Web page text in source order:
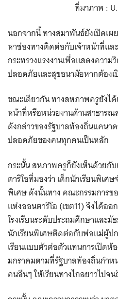
ที่มาภาพ :
นอกจากนี้ ทางสมาพันธ์ยังเปิดเผ
หาช่องทางติดต่อกับเจ้าหน้าที่แล
กระทรวงแรงงานเพื่อแสดงควา
ปลอดภัยและสุขอนามัยหากต้องเ
ขณะเดียวกัน ทางสหภาพครูยังได้
หน้าที่หรือหน่วยงานด้านสาธาร
ดังกล่าวของรัฐบาลท้องถิ่นแคนา
ปลอดภัยของคนทุกคนเป็นหลัก
กระนั้น สหภาพครูก็ยังเห็นด้วยกั
ตาริโอที่มองว่า เด็กนักเรียนพิเศ
พิเศษ ดังนั้นทาง คณะกรรมการข
แห่งออนตาริโอ (เขต11) จึงได้อ
โรงเรียนระดับประถมศึกษาและ
นักเรียนพิเศษติดต่อกับพ่อแม่ผู้ปก
เรียนแบบตัวต่อตัวแทนการเปิดห้
มกราคมตามที่รัฐบาลท้องถิ่นกำห
คนอืนๆ ให้เรียนทางไกลยาวไปจ